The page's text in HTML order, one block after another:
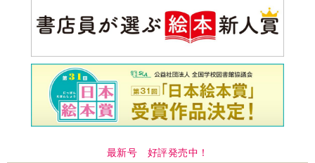
最新号 好評発売中！